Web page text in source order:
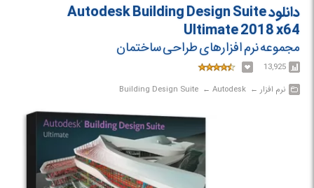
دانلود Autodesk Building Design Suite
Ultimate 2018 x64
مجموعه نرم افزارهای طراحی ساختمان
13,925
نرم افزار‎ ← ‏ Autodesk‎ ← ‏ Building Design Suite